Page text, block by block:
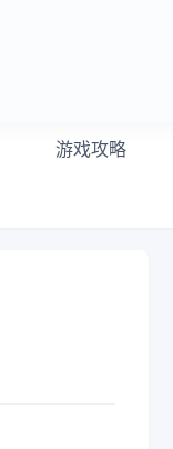
游戏攻略